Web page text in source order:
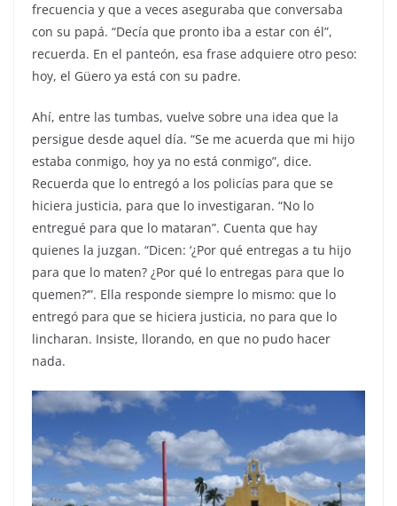
frecuencia y que a veces aseguraba que conversaba
con su papá. “Decía que pronto iba a estar con él”,
recuerda. En el panteón, esa frase adquiere otro peso:
hoy, el Güero ya está con su padre.
Ahí, entre las tumbas, vuelve sobre una idea que la
persigue desde aquel día. “Se me acuerda que mi hijo
estaba conmigo, hoy ya no está conmigo”, dice.
Recuerda que lo entregó a los policías para que se
hiciera justicia, para que lo investigaran. “No lo
entregué para que lo mataran”. Cuenta que hay
quienes la juzgan. “Dicen: ‘¿Por qué entregas a tu hijo
para que lo maten? ¿Por qué lo entregas para que lo
quemen?’”. Ella responde siempre lo mismo: que lo
entregó para que se hiciera justicia, no para que lo
lincharan. Insiste, llorando, en que no pudo hacer
nada.